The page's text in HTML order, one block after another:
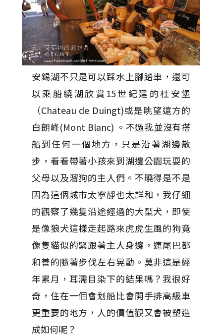
安錫湖不只是可以踩水上腳踏車，還可
以乘船繞湖欣賞15世紀建的杜安堡
（Chateau de Duingt)或是眺望遠方的
白朗峰(Mont Blanc) 。不過我並沒有搭
船到任何一個地方，只是沿著湖邊散
步，看看帶著小孩來到湖邊公園玩耍的
父母以及溜狗的主人們。不曉得是不是
因為這個城市太寧靜也太詳和，我仔細
的觀察了幾隻沿途經過的大型犬，即使
是像狼犬這樣走起路來虎虎生風的狗竟
像隻貓似的緊跟著主人身邊，連尾巴都
和善的隨著步伐左右晃動。莫非這是經
年累月，耳濡目染下的結果嗎？我很好
奇，住在一個會划船比會開手排高級車
更重要的地方，人的價值觀又會被塑造
成如何呢？